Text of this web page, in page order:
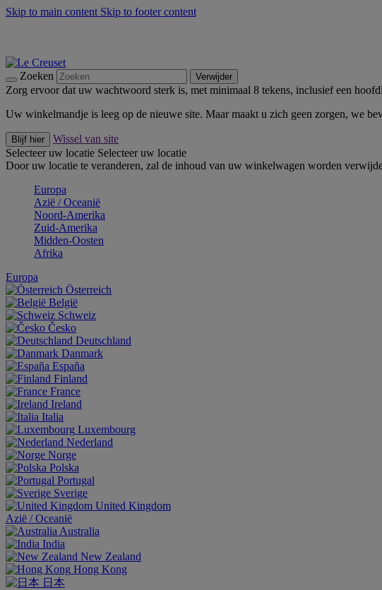
Skip to main content Skip to footer content
Zoeken Verwijder
Zorg ervoor dat uw wachtwoord sterk is, met minimaal 8 tekens, inclusief een
Uw winkelmandje is leeg op de nieuwe site. Maar maakt u zich geen zorgen, we
Blijf hier
Wissel van site
Selecteer uw locatie Selecteer uw locatie
Door uw locatie te veranderen, zal de inhoud van uw winkelwagen worden
Europa
Aziё / Oceaniё
Noord-Amerika
Zuid-Amerika
Midden-Oosten
Afrika
Europa
Österreich
België
Schweiz
Česko
Deutschland
Danmark
España
Finland
France
Ireland
Italia
Luxembourg
Nederland
Norge
Polska
Portugal
Sverige
United Kingdom
Aziё / Oceaniё
Australia
India
New Zealand
Hong Kong
日本